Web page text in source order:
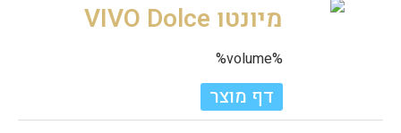
מיונטו VIVO Dolce
%volume%
דף מוצר